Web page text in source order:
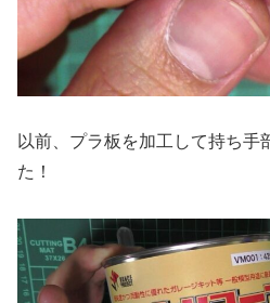
以前、プラ板を加工して持ち手
た！